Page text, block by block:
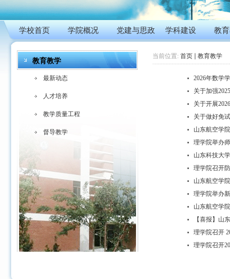
学校首页 学院概况 党建与思政 学科建设 教
教育教学
最新动态
人才培养
教学质量工程
督导教学
当前位置: 首页 教育教学
2026年数学
关于加强
关于开展
关于做好免
山东航空学
理学院举办
山东科技大
理学院召开
山东航空学
理学院举办
山东航空学
【喜报】山
理学院召开
理学院召开